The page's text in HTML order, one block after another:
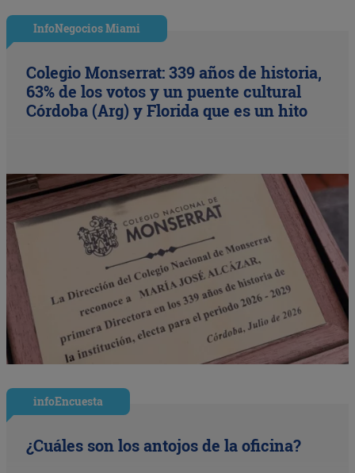
InfoNegocios Miami
Colegio Monserrat: 339 años de historia,
63% de los votos y un puente cultural
Córdoba (Arg) y Florida que es un hito
infoEncuesta
¿Cuáles son los antojos de la oficina?